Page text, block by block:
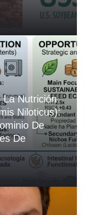
La Nutrición
Niloticus):
De
De